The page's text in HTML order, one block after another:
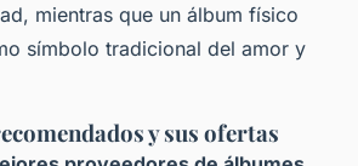
mientras que un álbum físico
símbolo tradicional del amor y
y sus ofertas